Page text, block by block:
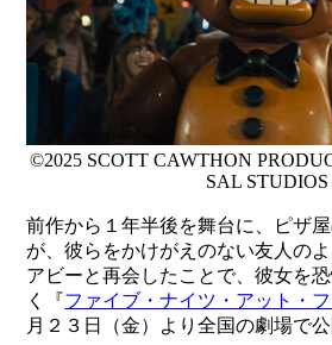
©2025 SCOTT CAWTHON
SAL STUDIOS
前作から１年半後を舞台に、ピザ
が、彼らをかけがえのない友人の
アビーと再会したことで、彼女を
く『ファイブ・ナイツ・アット・
月２３日（金）より全国の劇場で公